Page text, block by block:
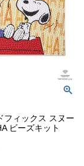
フィックス スヌー
ビーズキット